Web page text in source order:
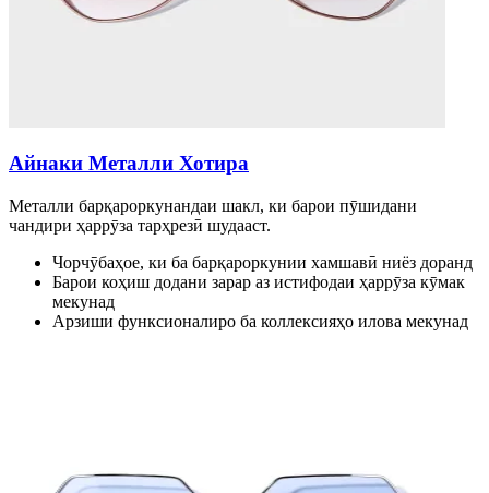
Айнаки Металли Хотира
Металли барқароркунандаи шакл, ки барои пӯшидани
чандири ҳаррӯза тарҳрезӣ шудааст.
Чорчӯбаҳое, ки ба барқароркунии хамшавӣ ниёз доранд
Барои коҳиш додани зарар аз истифодаи ҳаррӯза кӯмак
мекунад
Арзиши функсионалиро ба коллексияҳо илова мекунад